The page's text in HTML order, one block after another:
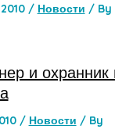
/ Новости / By
и охранник
/ Новости / By